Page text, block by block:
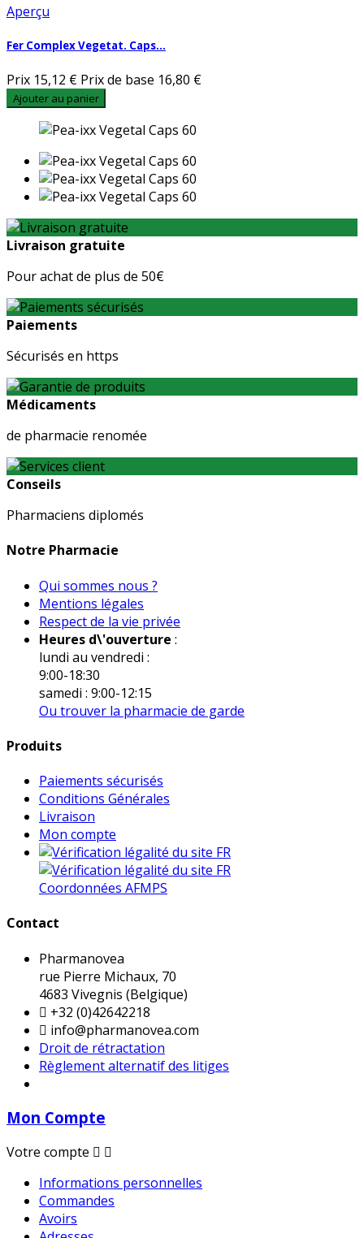
Aperçu
Fer Complex Vegetat. Caps...
Prix 15,12 € Prix de base 16,80 €
Ajouter au panier
Livraison gratuite
Pour achat de plus de 50€
Paiements
Sécurisés en https
Médicaments
de pharmacie renomée
Conseils
Pharmaciens diplomés
Notre Pharmacie
Qui sommes nous ?
Mentions légales
Respect de la vie privée
Heures d\'ouverture :
lundi au vendredi :
9:00-18:30
samedi : 9:00-12:15
Ou trouver la pharmacie de garde
Produits
Paiements sécurisés
Conditions Générales
Livraison
Mon compte
Coordonnées AFMPS
Contact
Pharmanovea
rue Pierre Michaux, 70
4683 Vivegnis (Belgique)
 +32 (0)42642218
 info@pharmanovea.com
Droit de rétractation
Règlement alternatif des litiges
Mon Compte
Votre compte  
Informations personnelles
Commandes
Avoirs